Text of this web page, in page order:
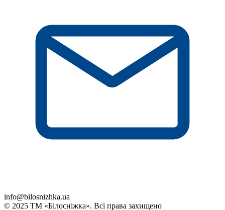
info@bilosnizhka.ua
© 2025 ТМ «Білосніжка». Всі права захищено